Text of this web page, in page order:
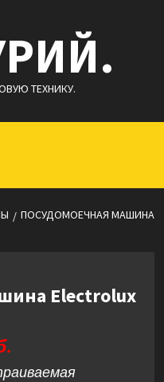
ТЕХНИКУ.
ПОСУДОМОЕЧНАЯ МАШИНА
Electrolux